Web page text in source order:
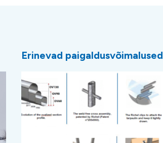
Erinevad paigaldusvõimalused